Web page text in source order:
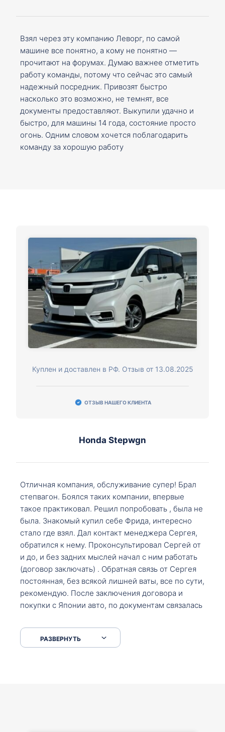
Взял через эту компанию Леворг, по самой
машине все понятно, а кому не понятно —
прочитают на форумах. Думаю важнее отметить
работу команды, потому что сейчас это самый
надежный посредник. Привозят быстро
насколько это возможно, не темнят, все
документы предоставляют. Выкупили удачно и
быстро, для машины 14 года, состояние просто
огонь. Одним словом хочется поблагодарить
команду за хорошую работу
Куплен и доставлен в РФ. Отзыв от 13.08.2025
ОТЗЫВ НАШЕГО КЛИЕНТА
Honda Stepwgn
Отличная компания, обслуживание супер! Брал
степвагон. Боялся таких компании, впервые
такое практиковал. Решил попробовать , была не
была. Знакомый купил себе Фрида, интересно
стало где взял. Дал контакт менеджера Сергея,
обратился к нему. Проконсультировал Сергей от
и до, и без задних мыслей начал с ним работать
(договор заключать) . Обратная связь от Сергея
постоянная, без всякой лишней ваты, все по сути,
рекомендую. После заключения договора и
покупки с Японии авто, по документам связалась
что заполнить, куда зайти, образцы и т.д. После
приехал за авто. Меня тепло встретили Сергей с
РАЗВЕРНУТЬ